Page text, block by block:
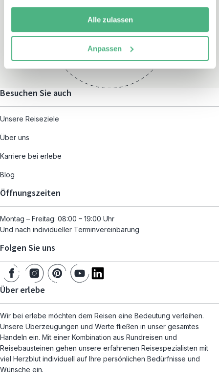
Alle zulassen
Anpassen
Montag – Freitag:
und nach individueller
Terminvereinbarung
Besuchen Sie auch
Unsere Reiseziele
Über uns
Karriere bei erlebe
Blog
Öffnungszeiten
Montag – Freitag: 08:00 – 19:00 Uhr
Und nach individueller Terminvereinbarung
Folgen Sie uns
Über erlebe
Wir bei erlebe möchten dem Reisen eine Bedeutung verleihen.
Unsere Überzeugungen und Werte fließen in unser gesamtes
Handeln ein. Mit einer Kombination aus Rundreisen und
Reisebausteinen gehen unsere erfahrenen Reisespezialisten mit
viel Herzblut individuell auf Ihre persönlichen Bedürfnisse und
Wünsche ein.